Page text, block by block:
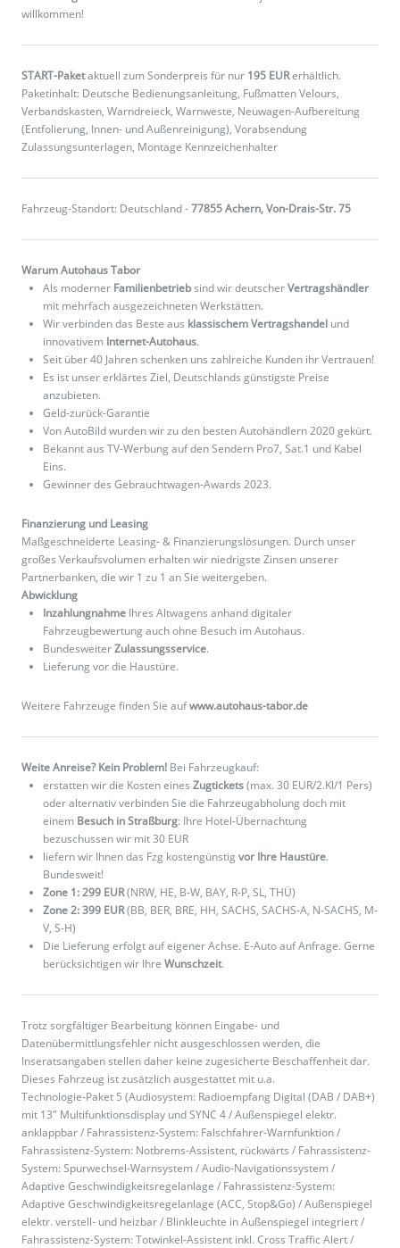
willkommen!
START-Paketaktuell zum Sonderpreis für nur 195 EURerhältlich.
Paketinhalt: Deutsche Bedienungsanleitung, Fußmatten Velours,
Verbandskasten, Warndreieck, Warnweste, Neuwagen-Aufbereitung
(Entfolierung, Innen- und Außenreinigung), Vorabsendung
Zulassungsunterlagen, Montage Kennzeichenhalter
Fahrzeug-Standort: Deutschland -77855 Achern, Von-Drais-Str. 75
Warum Autohaus Tabor
Als moderner Familienbetriebsind wir deutscherVertragshändler
mit mehrfach ausgezeichneten Werkstätten.
Wir verbinden das Beste aus klassischem Vertragshandel und
innovativem Internet-Autohaus.
Seit über 40 Jahren schenken uns zahlreiche Kunden ihr Vertrauen!
Es ist unser erklärtes Ziel, Deutschlands günstigste Preise
anzubieten.
Geld-zurück-Garantie
Von AutoBild wurden wir zu den besten Autohändlern 2020 gekürt.
Bekannt aus TV-Werbung auf den Sendern Pro7, Sat.1 und Kabel
Eins.
Gewinner des Gebrauchtwagen-Awards 2023.
Finanzierung und Leasing
Maßgeschneiderte Leasing- & Finanzierungslösungen. Durch unser
großes Verkaufsvolumen erhalten wir niedrigste Zinsen unserer
Partnerbanken, die wir 1 zu 1 an Sie weitergeben.
Abwicklung
Inzahlungnahme Ihres Altwagens anhand digitaler
Fahrzeugbewertung auch ohne Besuch im Autohaus.
BundesweiterZulassungsservice.
Lieferung vor die Haustüre.
Weitere Fahrzeuge finden Sie aufwww.autohaus-tabor.de
Weite Anreise? Kein Problem! Bei Fahrzeugkauf:
erstatten wir die Kosten eines Zugtickets(max. 30 EUR/2.Kl/1 Pers)
oder alternativ verbinden Sie die Fahrzeugabholung doch mit
einem Besuch in Straßburg: Ihre Hotel-Übernachtung
bezuschussen wir mit 30 EUR
liefern wir Ihnen das Fzg kostengünstig vor Ihre Haustüre.
Bundesweit!
Zone 1: 299 EUR(NRW, HE, B-W, BAY, R-P, SL, THÜ)
Zone 2: 399 EUR(BB, BER, BRE, HH, SACHS, SACHS-A, N-SACHS, M-
V, S-H)
Die Lieferung erfolgt auf eigener Achse. E-Auto auf Anfrage. Gerne
berücksichtigen wir Ihre Wunschzeit.
Trotz sorgfältiger Bearbeitung können Eingabe- und
Datenübermittlungsfehler nicht ausgeschlossen werden, die
Inseratsangaben stellen daher keine zugesicherte Beschaffenheit dar.
Dieses Fahrzeug ist zusätzlich ausgestattet mit u.a.
Technologie-Paket 5 (Audiosystem: Radioempfang Digital (DAB / DAB+)
mit 13" Multifunktionsdisplay und SYNC 4 / Außenspiegel elektr.
anklappbar / Fahrassistenz-System: Falschfahrer-Warnfunktion /
Fahrassistenz-System: Notbrems-Assistent, rückwärts / Fahrassistenz-
System: Spurwechsel-Warnsystem / Audio-Navigationssystem /
Adaptive Geschwindigkeitsregelanlage / Fahrassistenz-System:
Adaptive Geschwindigkeitsregelanlage (ACC, Stop&Go) / Außenspiegel
elektr. verstell- und heizbar / Blinkleuchte in Außenspiegel integriert /
Fahrassistenz-System: Totwinkel-Assistent inkl. Cross Traffic Alert /